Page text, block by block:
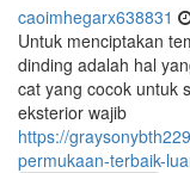
caoimhegarx638831
Untuk menciptakan
dinding adalah hal
cat yang cocok untuk
eksterior wajib
https://
permukaan-terbaik-